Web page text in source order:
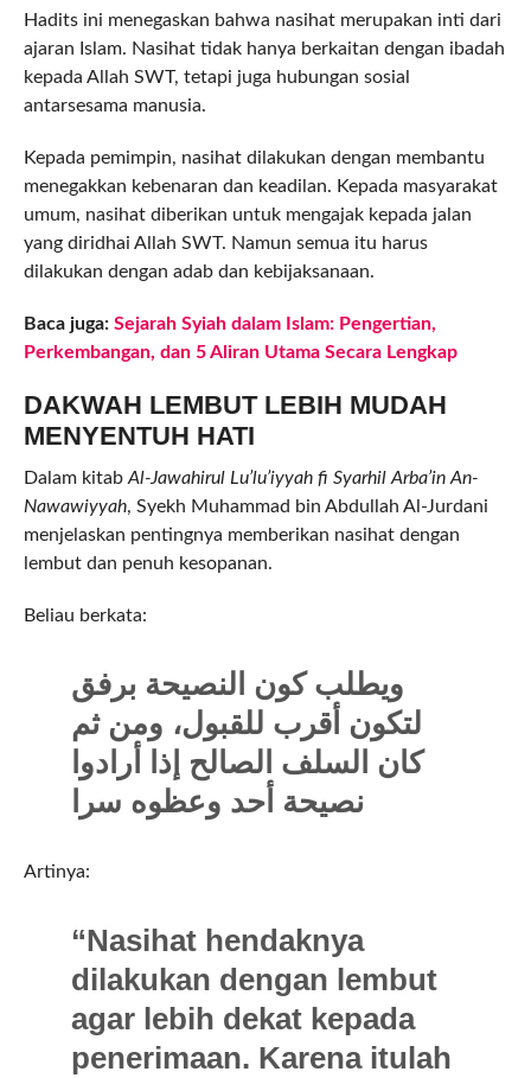
Hadits ini menegaskan bahwa nasihat merupakan inti dari
ajaran Islam. Nasihat tidak hanya berkaitan dengan ibadah
kepada Allah SWT, tetapi juga hubungan sosial
antarsesama manusia.
Kepada pemimpin, nasihat dilakukan dengan membantu
menegakkan kebenaran dan keadilan. Kepada masyarakat
umum, nasihat diberikan untuk mengajak kepada jalan
yang diridhai Allah SWT. Namun semua itu harus
dilakukan dengan adab dan kebijaksanaan.
Baca juga: Sejarah Syiah dalam Islam: Pengertian,
Perkembangan, dan 5 Aliran Utama Secara Lengkap
DAKWAH LEMBUT LEBIH MUDAH
MENYENTUH HATI
Dalam kitab Al-Jawahirul Lu’lu’iyyah fi Syarhil Arba’in An-
Nawawiyyah, Syekh Muhammad bin Abdullah Al-Jurdani
menjelaskan pentingnya memberikan nasihat dengan
lembut dan penuh kesopanan.
Beliau berkata:
ويطلب كون النصيحة برفق
لتكون أقرب للقبول، ومن ثم
كان السلف الصالح إذا أرادوا
نصيحة أحد وعظوه سرا
Artinya:
“Nasihat hendaknya
dilakukan dengan lembut
agar lebih dekat kepada
penerimaan. Karena itulah